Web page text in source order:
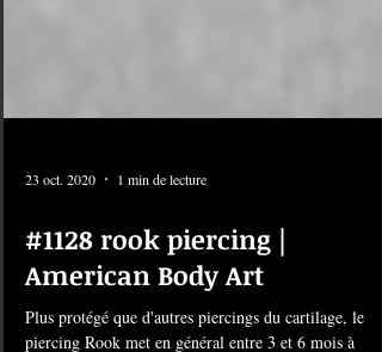
1 min de lecture
#1128 rook piercing |
American Body Art